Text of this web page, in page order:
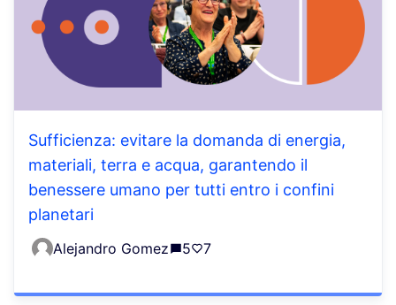
Sufficienza: evitare la domanda di energia,
materiali, terra e acqua, garantendo il
benessere umano per tutti entro i confini
planetari
Alejandro Gomez 5 7